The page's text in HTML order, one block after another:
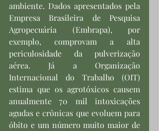
ambiente. Dados apresentados pela
Empresa Brasileira de Pesquisa
Agropecuária (Embrapa), por
exemplo, comprovam a alta
periculosidade da pulverização
aérea. Já a Organização
Internacional do Trabalho (OIT)
estima que os agrotóxicos causem
anualmente 70 mil intoxicações
agudas e crônicas que evoluem para
óbito e um número muito maior de